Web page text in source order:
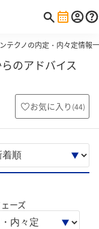
テクノの内定・内々定情報
のアドバイス
お気に入り (44)
ーズ